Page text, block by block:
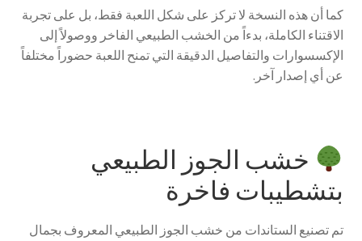
كما أن هذه النسخة لا تركز على شكل اللعبة فقط، بل على تجربة
الاقتناء الكاملة، بدءاً من الخشب الطبيعي الفاخر ووصولاً إلى
الإكسسوارات والتفاصيل الدقيقة التي تمنح اللعبة حضوراً مختلفاً
عن أي إصدار آخر.
خشب الجوز الطبيعي
بتشطيبات فاخرة
تم تصنيع الستاندات من خشب الجوز الطبيعي المعروف بجمال